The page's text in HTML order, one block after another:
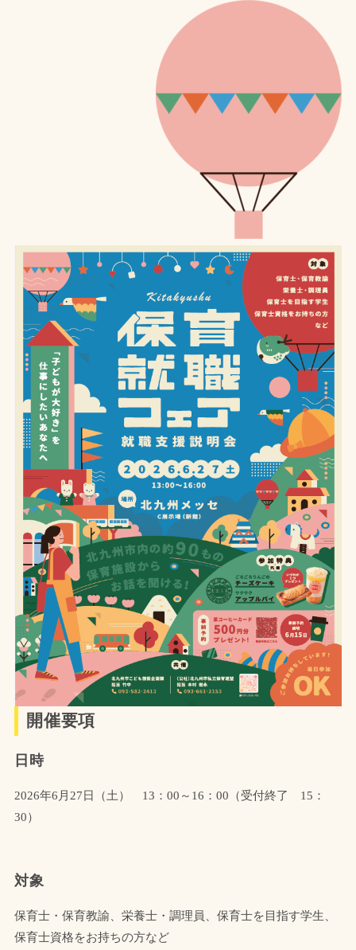
開催要項
日時
2026年6月27日（土） 13：00～16：00（受付終了 15：
30）
対象
保育士・保育教諭、栄養士・調理員、保育士を目指す学生、
保育士資格をお持ちの方など